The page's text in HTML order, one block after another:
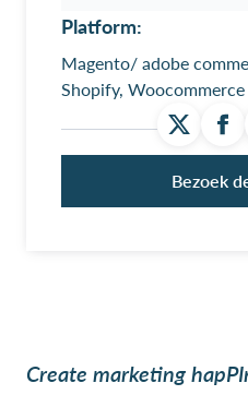
Platform:
Magento/ adobe
Shopify, Woocommerce
Bezoek
Create marketing